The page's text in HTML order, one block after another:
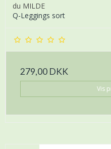
du MILDE
Q-Leggings sort
279,00 DKK
Vis